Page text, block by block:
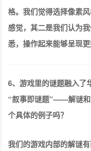
格。我们觉得选择像素
感觉，其二是我们认为
悉，操作起来能够呈现更
6、游戏里的谜题融入了
“叙事即谜题”——解谜和
个具体的例子吗？
我们的游戏内部的解谜